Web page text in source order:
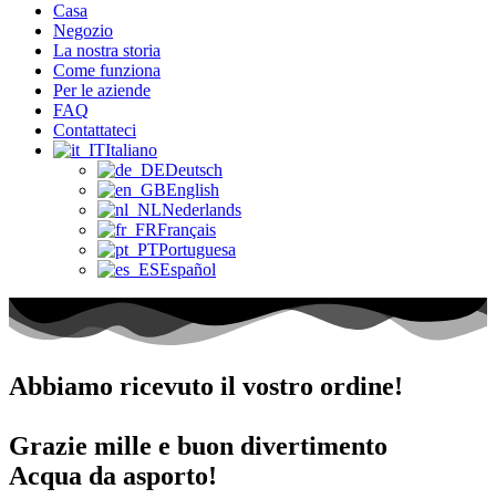
Casa
Negozio
La nostra storia
Come funziona
Per le aziende
FAQ
Contattateci
Italiano
Deutsch
English
Nederlands
Français
Portuguesa
Español
Abbiamo ricevuto il vostro ordine!
Grazie mille e buon divertimento
Acqua da asporto!